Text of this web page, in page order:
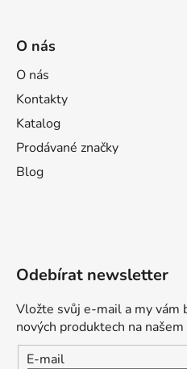
O nás
O nás
Kontakty
Katalog
Prodávané značky
Blog
Odebírat newsletter
Vložte svůj e-mail a my vám
nových produktech na
E-mail